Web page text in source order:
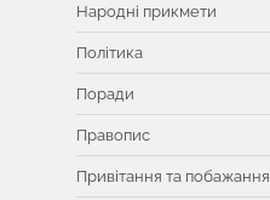
Народні прикмети
Політика
Поради
Правопис
Привітання та побажання